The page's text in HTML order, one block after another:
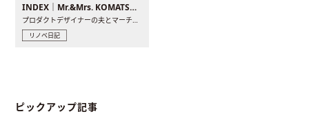
INDEX｜Mr.&Mrs. KOMATSU renovation diary
プロダクトデザイナーの夫とマーチャンダイザーの妻が、夫婦で..
リノベ日記
ピックアップ記事